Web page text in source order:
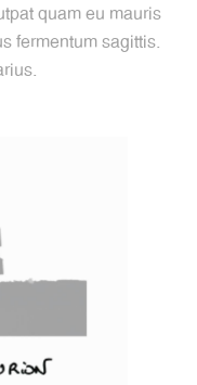
quam eu mauris
fermentum sagittis.